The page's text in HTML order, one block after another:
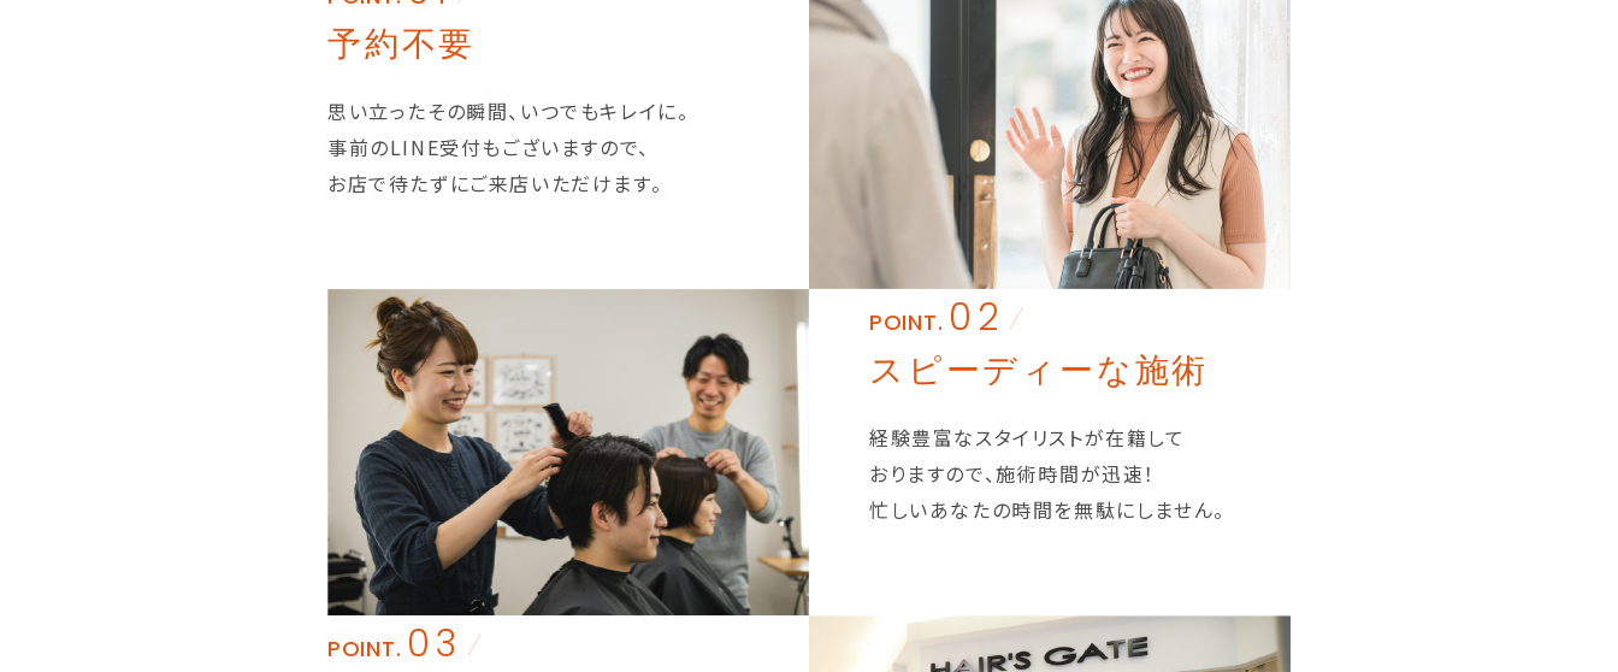
予約不要
思い立ったその瞬間、いつでもキレイに。
事前のLINE受付もございますので、
お店で待たずにご来店いただけます。
POINT. 02
スピーディーな施術
経験豊富なスタイリストが在籍して
おりますので、施術時間が迅速！
忙しいあなたの時間を無駄にしません。
POINT. 03